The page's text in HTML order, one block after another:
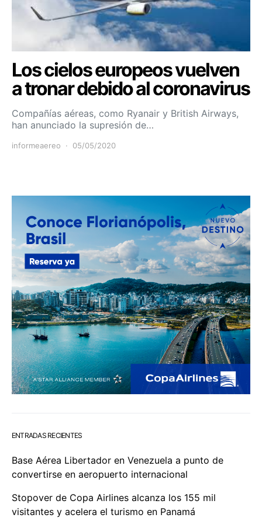
Los cielos europeos vuelven
a tronar debido al coronavirus
Compañías aéreas, como Ryanair y British Airways,
han anunciado la supresión de…
informeaereo 05/05/2020
ENTRADAS RECIENTES
Base Aérea Libertador en Venezuela a punto de
convertirse en aeropuerto internacional
Stopover de Copa Airlines alcanza los 155 mil
visitantes y acelera el turismo en Panamá